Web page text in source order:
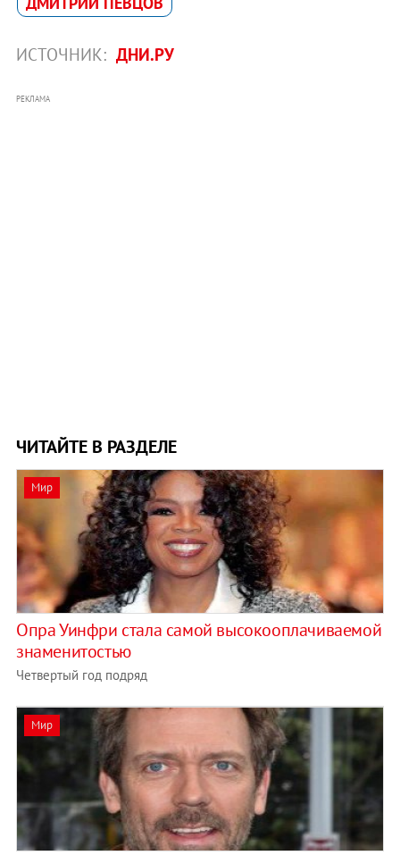
ИСТОЧНИК: ДНИ.РУ
РЕКЛАМА
ЧИТАЙТЕ В РАЗДЕЛЕ
Мир
Опра Уинфри стала самой высокооплачиваемой
знаменитостью
Четвертый год подряд
Мир